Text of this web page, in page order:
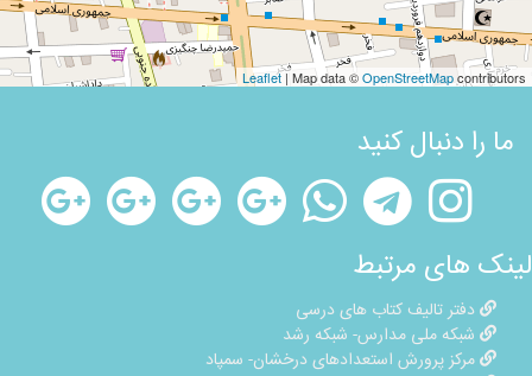
Leaflet| Map data ©OpenStreetMapcontributors
ما را دنبال کنید
لینک های مرتبط
دفتر تالیف کتاب های درسی
شبکه ملی مدارس- شبکه رشد
مرکز پرورش استعدادهای درخشان- سمپاد